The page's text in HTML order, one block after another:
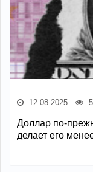
12.08.2025
Доллар по-
делает его